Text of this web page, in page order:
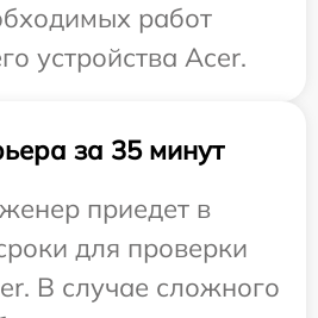
работ
устройства Acer.
за 35 минут
приедет в
для проверки
В случае сложного